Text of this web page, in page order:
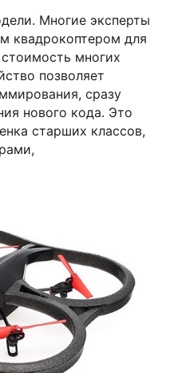
Многие эксперты
квадрокоптером для
многих
позволяет
сразу
нового кода. Это
старших классов,